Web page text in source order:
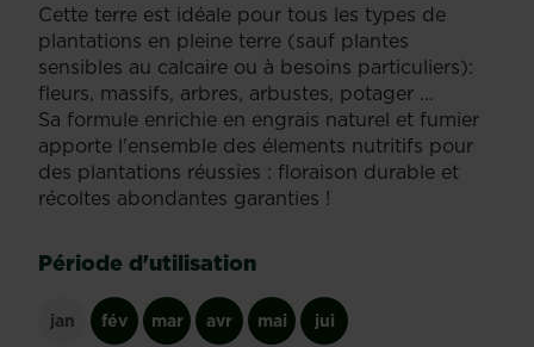
Cette terre est idéale pour tous les types de
plantations en pleine terre (sauf plantes
sensibles au calcaire ou à besoins particuliers):
fleurs, massifs, arbres, arbustes, potager …
Sa formule enrichie en engrais naturel et fumier
apporte l'ensemble des élements nutritifs pour
des plantations réussies : floraison durable et
récoltes abondantes garanties !
Période d'utilisation
jan fév mar avr mai jui